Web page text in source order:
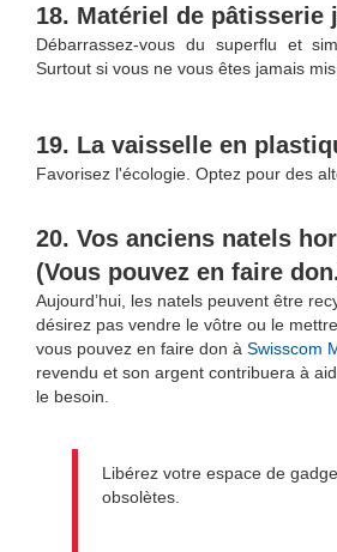
18. Matériel de pâtisserie
Débarrassez-vous du superflu et
Surtout si vous ne vous êtes jamais
19. La vaisselle en
Favorisez l'écologie. Optez pour des
20. Vos anciens natels
(Vous pouvez en faire
Aujourd’hui, les natels peuvent être
désirez pas vendre le vôtre ou le
vous pouvez en faire don à Swisscom
revendu et son argent contribuera à
le besoin.
Libérez votre espace de
obsolètes.